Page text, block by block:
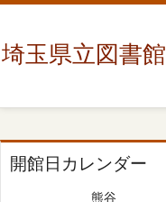
埼玉県立図書館
開館日カレンダー
熊谷